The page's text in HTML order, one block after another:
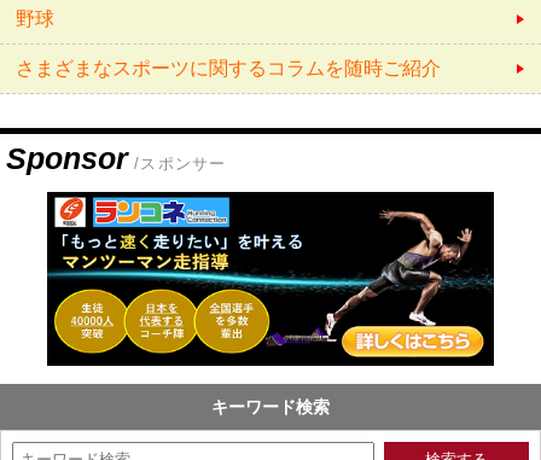
野球
さまざまなスポーツに関するコラムを随時ご紹介
Sponsor /スポンサー
キーワード検索